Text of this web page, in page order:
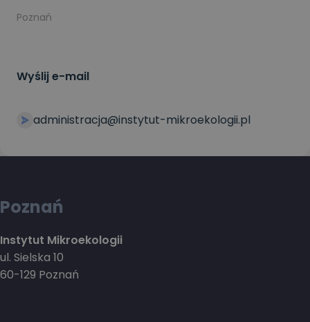
Poznań
Wyślij e-mail
administracja@instytut-mikroekologii.pl
Poznań
Instytut Mikroekologii
ul. Sielska 10
60-129 Poznań